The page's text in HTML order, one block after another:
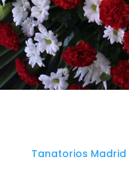
Tanatorios Madrid